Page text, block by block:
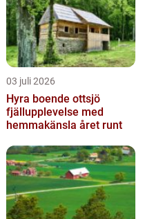
03 juli 2026
Hyra boende ottsjö
fjällupplevelse med
hemmakänsla året runt